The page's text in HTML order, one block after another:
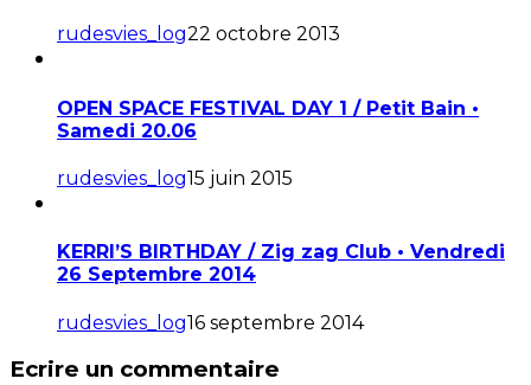
rudesvies_log22 octobre 2013
OPEN SPACE FESTIVAL DAY 1 / Petit Bain •
Samedi 20.06
rudesvies_log15 juin 2015
KERRI’S BIRTHDAY / Zig zag Club • Vendredi
26 Septembre 2014
rudesvies_log16 septembre 2014
Ecrire un commentaire